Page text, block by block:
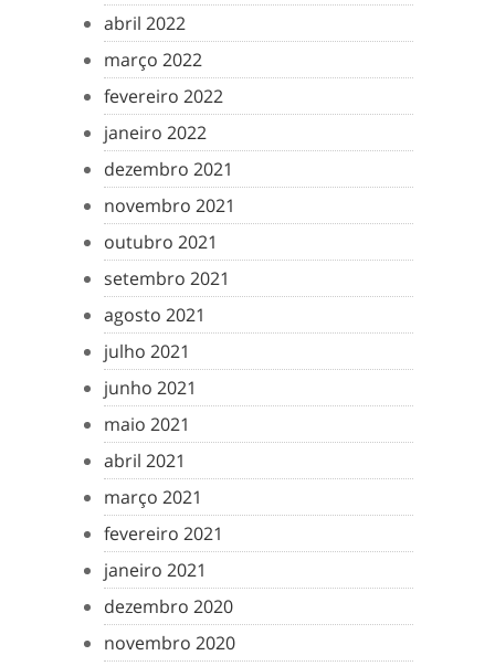
abril 2022
março 2022
fevereiro 2022
janeiro 2022
dezembro 2021
novembro 2021
outubro 2021
setembro 2021
agosto 2021
julho 2021
junho 2021
maio 2021
abril 2021
março 2021
fevereiro 2021
janeiro 2021
dezembro 2020
novembro 2020